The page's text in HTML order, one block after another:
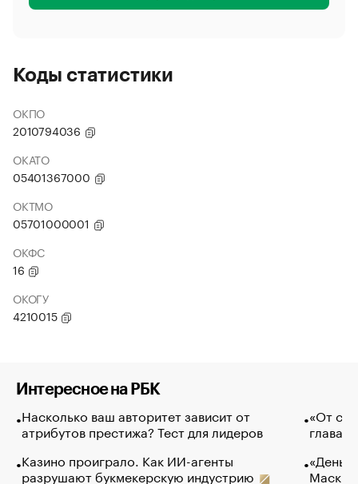
Коды статистики
ОКПО
2010794036
ОКАТО
05401367000
ОКТМО
05701000001
ОКФС
16
ОКОГУ
4210015
Интересное на РБК
Насколько ваш авторитет зависит от
атрибутов престижа? Тест для лидеров
Казино проиграло. Как ИИ-агенты
разрушают букмекерскую индустрию
«От
глава
Маск в